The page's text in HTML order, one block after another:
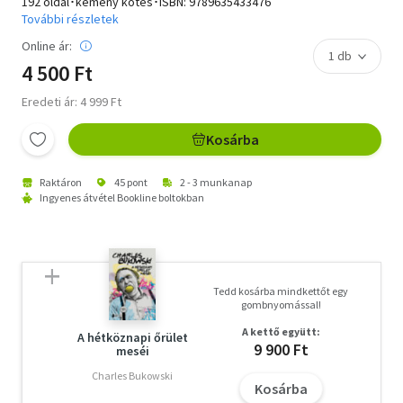
További részletek
Online ár:
4 500 Ft
Eredeti ár: 4 999 Ft
Kosárba
Raktáron 45 pont
2 - 3 munkanap
Ingyenes átvétel Bookline boltokban
A hétköznapi őrület
meséi
Charles Bukowski
Tedd kosárba mindkettőt egy
gombnyomással!
A kettő együtt:
9 900 Ft
Kosárba